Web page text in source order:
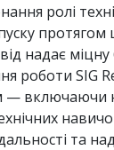
ролі
протягом
надає міцну
роботи SIG
— включаючи
та